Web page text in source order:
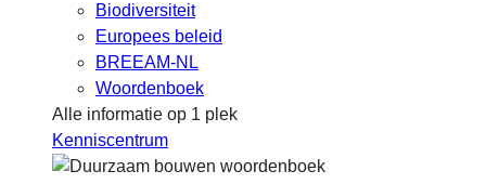
Biodiversiteit
Europees beleid
BREEAM-NL
Woordenboek
Alle informatie op 1 plek
Kenniscentrum